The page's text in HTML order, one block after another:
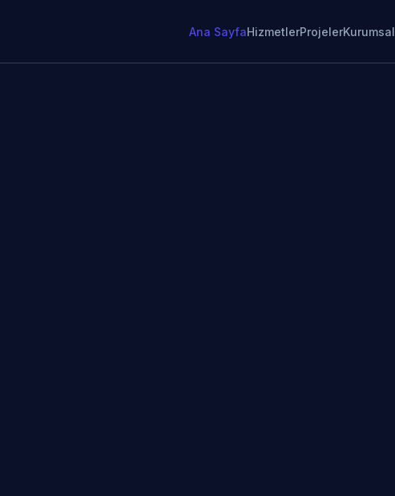
Ana SayfaHizmetlerProjelerKurumsal